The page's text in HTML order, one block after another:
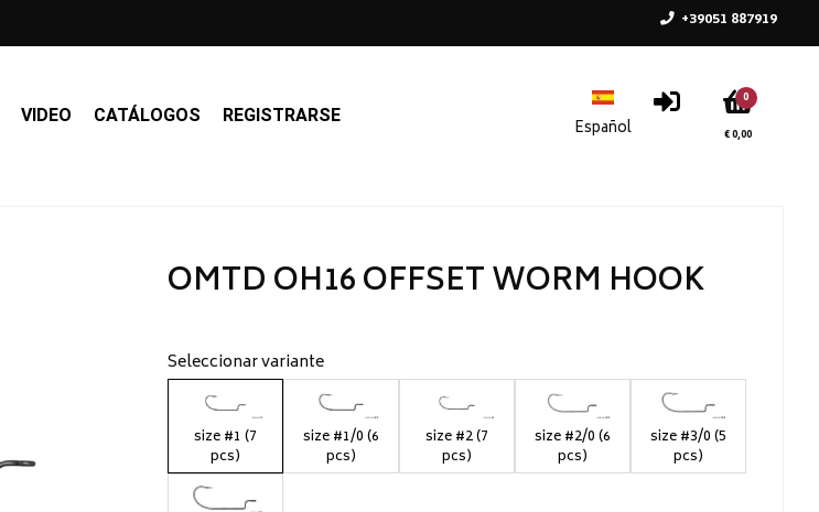
+39051 887919
0
€ 0,00
VIDEO CATÁLOGOS REGISTRARSE
OMTD OH16 OFFSET WORM HOOK
Seleccionar variante
size #1 (7
pcs)
size #1/0 (6
pcs)
size #2 (7
pcs)
size #2/0 (6
pcs)
size #3/0 (5
pcs)